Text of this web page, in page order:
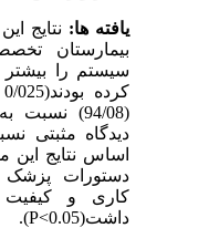
یافته ها:نتایج این
بیمارستان
سیستم را بیشتر
کرده بودند(0/025
دیدگاه مثبتی
اساس نتایج این
دستورات پزشک
کاری و کیفیت
داشت(P<0.05
).